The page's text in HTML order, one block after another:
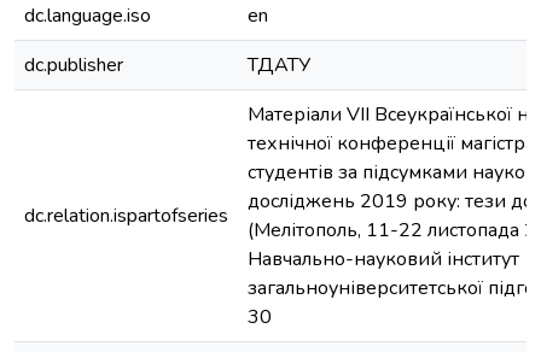
dc.language.iso
en
dc.publisher
ТДАТУ
dc.relation.ispartofseries
Матеріали VII Всеукраїнської
технічної конференції
студентів за підсумками
досліджень 2019 року: тези
(Мелітополь, 11-22 листопада
Навчально-науковий інститут
загальноуніверситетської
30